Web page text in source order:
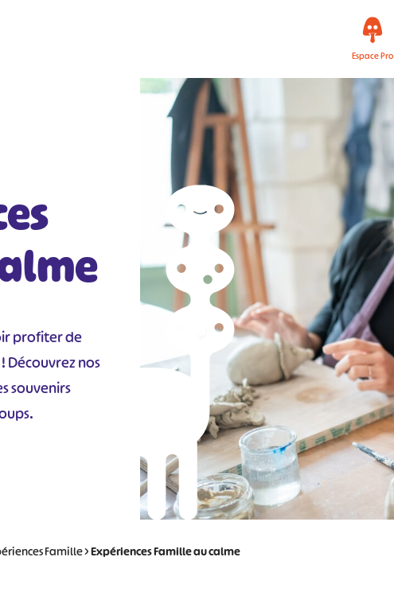
Espace Pro
profiter de
nos
souvenirs
Famille>Expériences Famille au calme